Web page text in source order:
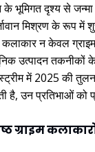
दृश्य से
मिश्रण के रूप
न केवल
उत्पादन तकनीकों
स्ट्रीम में 2025 की
है, उन प्रतिभाओं
ग्राइम